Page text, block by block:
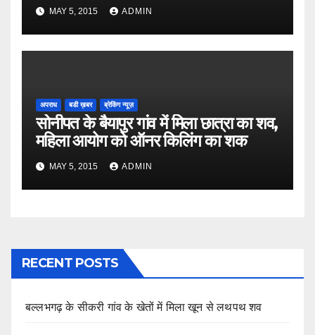
MAY 5, 2015 ADMIN
अपराध बडी ख़बर ब्रेकिंग न्यूज़
सोनीपत के बैयापुर गांव में मिला छात्रा का शव,
महिला आयोग को ऑनर किलिंग का शक
MAY 5, 2015 ADMIN
RECENT POSTS
बल्लभगढ़ के सीकरी गांव के खेतों में मिला खून से लथपथ शव